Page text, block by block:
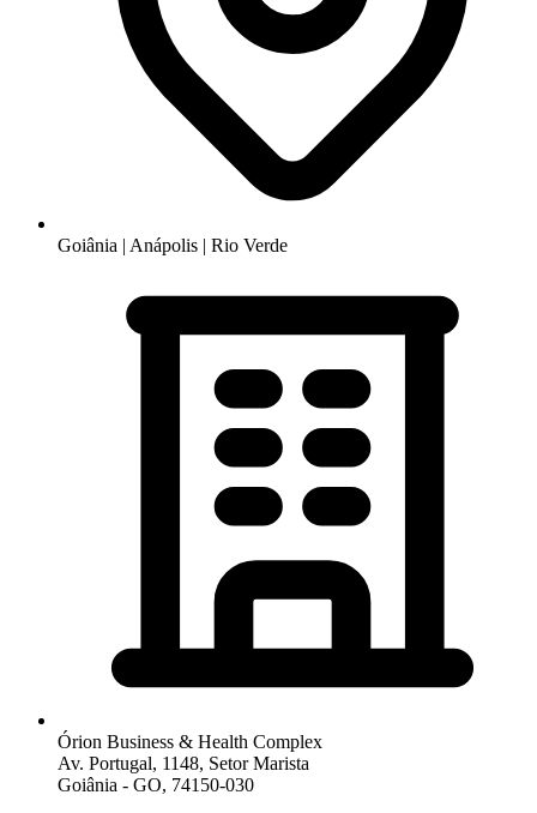
Goiânia | Anápolis | Rio Verde
Órion Business & Health Complex
Av. Portugal, 1148, Setor Marista
Goiânia - GO, 74150-030